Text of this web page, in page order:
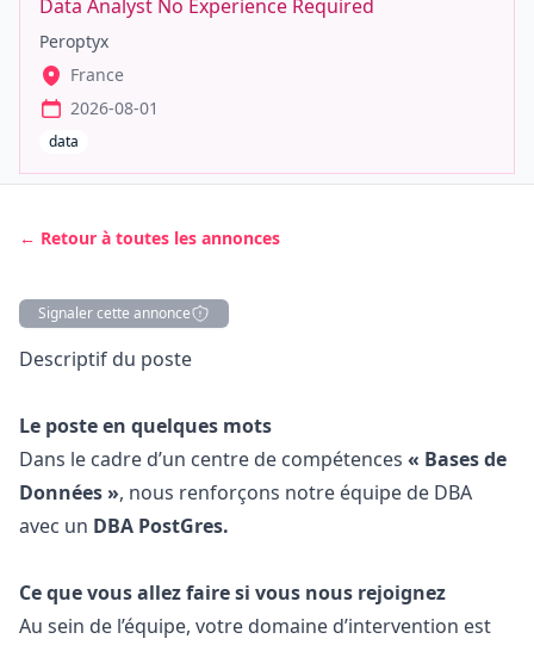
Data Analyst No Experience Required
Peroptyx
France
2026-08-01
data
← Retour à toutes les annonces
Signaler cette annonce
Description
Descriptif du poste
Le poste en quelques mots
Dans le cadre d’un centre de compétences « Bases de
Données », nous renforçons notre équipe de DBA
avec un DBA PostGres.
Ce que vous allez faire si vous nous rejoignez
Au sein de l’équipe, votre domaine d’intervention est